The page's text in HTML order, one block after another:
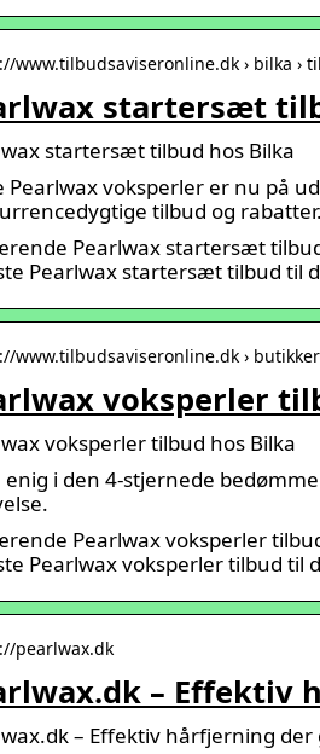
www.tilbudsaviseronline.dk › bilka ›
startersæt
startersæt tilbud hos Bilka
Pearlwax voksperler er nu på
tilbud og
Pearlwax startersæt
Pearlwax startersæt tilbud til
www.tilbudsaviseronline.dk ›
voksperler
voksperler tilbud hos Bilka
enig i den 4-stjernede
Pearlwax voksperler
Pearlwax voksperler tilbud til
pearlwax.dk
– Effektiv
– Effektiv hårfjerning